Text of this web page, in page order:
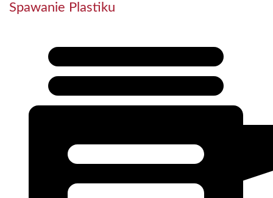
Spawanie Plastiku